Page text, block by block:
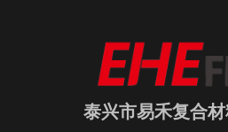
泰兴市易禾复合